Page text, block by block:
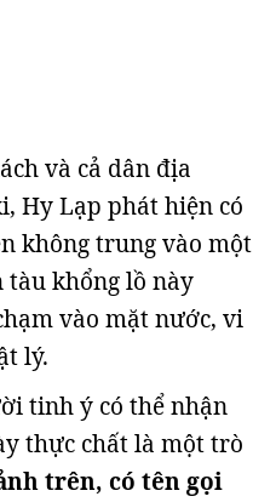
và cả dân địa
Hy Lạp phát hiện có
không trung vào một
tàu khổng lồ này
vào mặt nước, vi
lý.
tinh ý có thể nhận
thực chất là một trò
trên, có tên gọi